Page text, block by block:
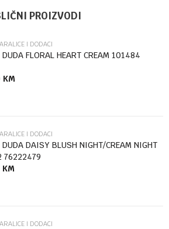
Dude,varalice i dodaci
koliko je 9 - 4 :
PROIZVODI
I DODACI
DUDA FLORAL HEART CREAM 101484
KM
I DODACI
DUDA DAISY BLUSH NIGHT/CREAM NIGHT
76222479
KM
I DODACI